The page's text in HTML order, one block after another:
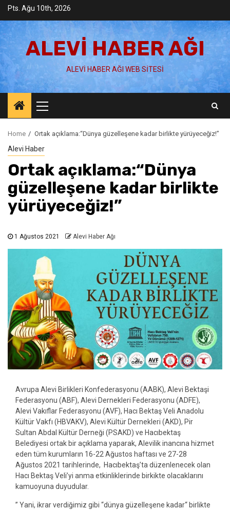
Skip
content
Pts. Ağu 10th, 2026
ALEVI HABER AĞI
ALEVI HABER AĞI WEB SITESI
Menu
Home Ortak açıklama:“Dünya güzelleşene kadar birlikte yürüyeceğiz!”
Alevi Haber
Ortak açıklama:“Dünya
güzelleşene kadar birlikte
yürüyeceğiz!”
1 Ağustos 2021 Alevi Haber Ağı
Avrupa Alevi Birlikleri Konfederasyonu (AABK), Alevi Bektaşi
Federasyonu (ABF), Alevi Dernekleri Federasyonu (ADFE),
Alevi Vakıflar Federasyonu (AVF), Hacı Bektaş Veli Anadolu
Kültür Vakfı (HBVAKV), Alevi Kültür Dernekleri (AKD), Pir
Sultan Abdal Kültür Derneği (PSAKD) ve Hacıbektaş
Belediyesi ortak bir açıklama yaparak, Alevilik inancına hizmet
eden tüm kurumların 16-22 Ağustos haftası ve 27-28
Ağustos 2021 tarihlerinde, Hacıbektaş’ta düzenlenecek olan
Hacı Bektaş Veli’yi anma etkinliklerinde birkikte olacaklarını
kamuoyuna duyudular.
” Yani, ikrar verdiğimiz gibi “dünya güzelleşene kadar“ birlikte